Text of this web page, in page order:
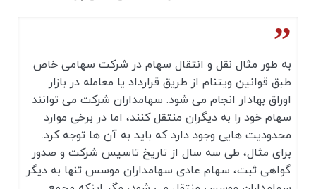
به طور مثال نقل و انتقال سهام در شرکت سهامی خاص
طبق قوانین ویتنام از طریق قرارداد یا معامله در بازار
اوراق بهادار انجام می شود. سهامداران شرکت می‌ توانند
سهام خود را به دیگران منتقل کنند، اما در برخی موارد
محدودیت ‌هایی وجود دارد که باید به آن ‌ها توجه کرد.
برای مثال، طی سه سال از تاریخ تاسیس شرکت و صدور
گواهی ثبت، سهام عادی سهامداران موسس تنها به دیگر